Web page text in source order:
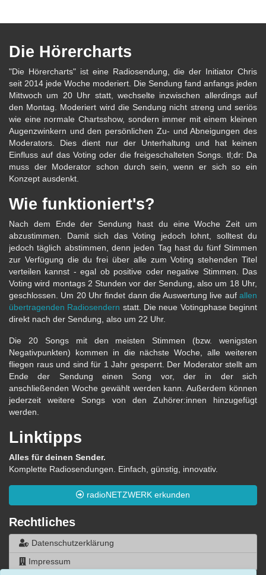
Die Hörercharts
"Die Hörercharts" ist eine Radiosendung, die der Initiator Chris
seit 2014 jede Woche moderiert. Die Sendung fand anfangs jeden
Mittwoch um 20 Uhr statt, wechselte inzwischen allerdings auf
den Montag. Moderiert wird die Sendung nicht streng und seriös
wie eine normale Chartsshow, sondern immer mit einem kleinen
Augenzwinkern und den persönlichen Zu- und Abneigungen des
Moderators. Dies dient nur der Unterhaltung und hat keinen
Einfluss auf das Voting oder die freigeschalteten Songs. tl;dr: Da
muss der Moderator schon durch sein, wenn er sich so ein
Konzept ausdenkt.
Wie funktioniert's?
Nach dem Ende der Sendung hast du eine Woche Zeit um
abzustimmen. Damit sich das Voting jedoch lohnt, solltest du
jedoch täglich abstimmen, denn jeden Tag hast du fünf Stimmen
zur Verfügung die du frei über alle zum Voting stehenden Titel
verteilen kannst - egal ob positive oder negative Stimmen. Das
Voting wird montags 2 Stunden vor der Sendung, also um 18 Uhr,
geschlossen. Um 20 Uhr findet dann die Auswertung live auf allen
übertragenden Radiosendern statt. Die neue Votingphase beginnt
direkt nach der Sendung, also um 22 Uhr.
Die 20 Songs mit den meisten Stimmen (bzw. wenigsten
Negativpunkten) kommen in die nächste Woche, alle weiteren
fliegen raus und sind für 1 Jahr gesperrt. Der Moderator stellt am
Ende der Sendung einen Song vor, der in der sich
anschließenden Woche gewählt werden kann. Außerdem können
jederzeit weitere Songs von den Zuhörer:innen hinzugefügt
werden.
Linktipps
Alles für deinen Sender.
Komplette Radiosendungen. Einfach, günstig, innovativ.
radioNETZWERK erkunden
Rechtliches
Datenschutzerklärung
Impressum